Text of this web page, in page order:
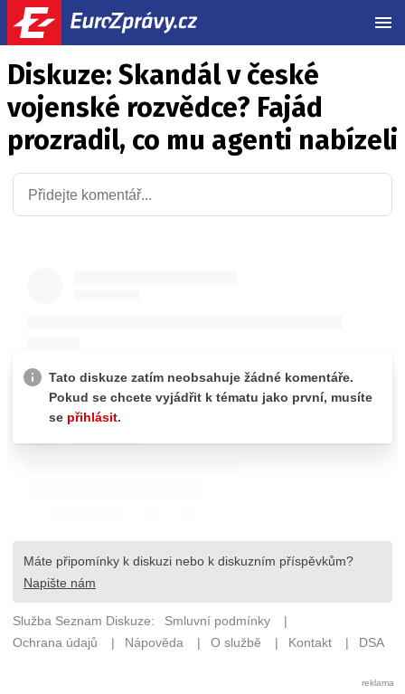
Diskuze: Skandál v české
vojenské rozvědce? Fajád
prozradil, co mu agenti nabízeli